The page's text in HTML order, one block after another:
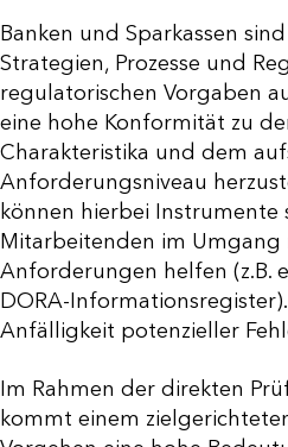
Banken und Sparkassen
Strategien, Prozesse und
regulatorischen Vorgaben
eine hohe Konformität zu
Charakteristika und dem
Anforderungsniveau
können hierbei Instrumente
Mitarbeitenden im
Anforderungen helfen (z.B.
DORA-
Anfälligkeit potenzieller
Im Rahmen der direkten
kommt einem